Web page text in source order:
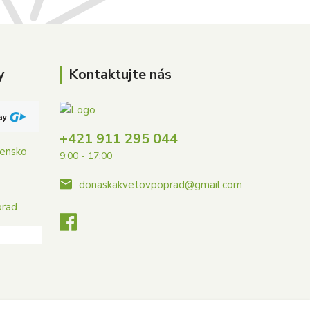
Kontaktujte nás
+421 911 295 044
9:00 - 17:00
donaskakvetovpoprad@gmail.com